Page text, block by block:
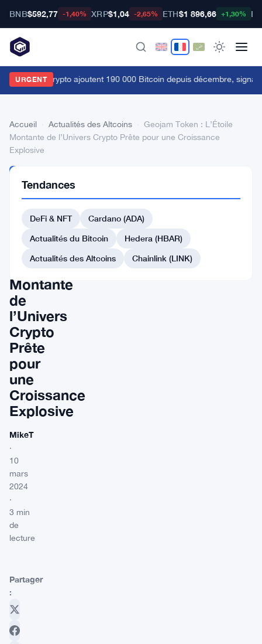
BNB$592,77 -1,40% XRP$1,04 -2,65% ETH$1 896,66 +1,30%
URGENT
baleines crypto ajoutent 190 000 Bitcoin depuis décembre,
Accueil Actualités des Altcoins
Geojam Token : L’Étoile
Montante de l’Univers Crypto Prête pour une Croissance
Explosive
DES
ALTCOINS
Geojam
Token
Montante
de
l’Univers
Crypto
Prête
pour
une
Croissance
Explosive
MikeT
·
10
mars
2024
·
3 min
de
lecture
Partager
:
Tendances
DeFi & NFT
Cardano (ADA)
Actualités du Bitcoin
Hedera (HBAR)
Actualités des Altcoins
Chainlink (LINK)